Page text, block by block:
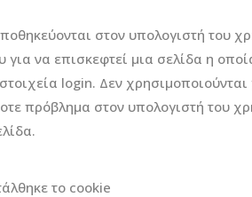
στον υπολογιστή του
να επισκεφτεί μια σελίδα η
στοιχεία login. Δεν
πρόβλημα στον υπολογιστή του
το cookie